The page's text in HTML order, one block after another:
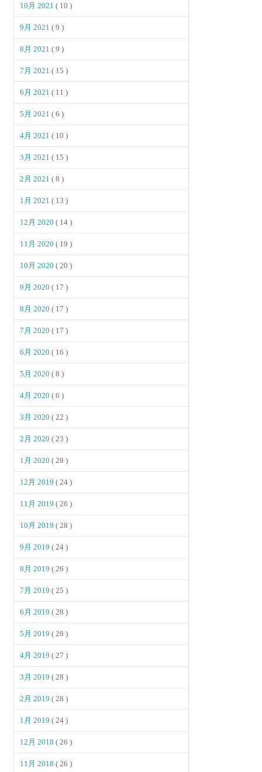
10月 2021( 10 )
9月 2021( 9 )
8月 2021( 9 )
7月 2021( 15 )
6月 2021( 11 )
5月 2021( 6 )
4月 2021( 10 )
3月 2021( 15 )
2月 2021( 8 )
1月 2021( 13 )
12月 2020( 14 )
11月 2020( 19 )
10月 2020( 20 )
9月 2020( 17 )
8月 2020( 17 )
7月 2020( 17 )
6月 2020( 16 )
5月 2020( 8 )
4月 2020( 6 )
3月 2020( 22 )
2月 2020( 23 )
1月 2020( 28 )
12月 2019( 24 )
11月 2019( 26 )
10月 2019( 28 )
9月 2019( 24 )
8月 2019( 26 )
7月 2019( 25 )
6月 2019( 28 )
5月 2019( 28 )
4月 2019( 27 )
3月 2019( 28 )
2月 2019( 28 )
1月 2019( 24 )
12月 2018( 26 )
11月 2018( 26 )